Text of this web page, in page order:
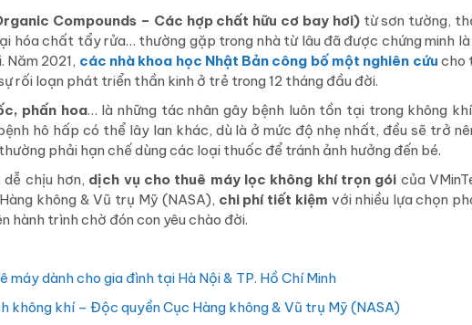
Compounds – Các hợp chất hữu cơ bay hơi)từ sơn tường,
hóa chất tẩy rửa… thường gặp trong nhà từ lâu đã được chứng minh
Năm 2021, các nhà khoa học Nhật Bản công bố một nghiên cứu cho
rối loạn phát triển thần kinh ở trẻ trong 12 tháng đầu đời.
phấn hoa… là những tác nhân gây bệnh luôn tồn tại trong không
hô hấp có thể lây lan khác, dù là ở mức độ nhẹ nhất, đều sẽ trở
phải hạn chế dùng các loại thuốc để tránh ảnh hưởng đến bé.
chịu hơn, dịch vụ cho thuê máy lọc không khí trọn gói của
không & Vũ trụ Mỹ (NASA), chi phí tiết kiệm với nhiều lựa chọn
hành trình chờ đón con yêu chào đời.
máy dành cho gia đình tại Hà Nội & TP. Hồ Chí Minh
không khí – Độc quyền Cục Hàng không & Vũ trụ Mỹ (NASA)